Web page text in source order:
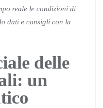
reale le condizioni di
dati e consigli con la
delle
un